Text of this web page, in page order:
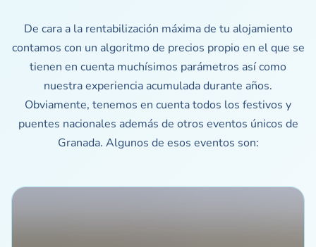
De cara a la rentabilización máxima de tu alojamiento
contamos con un algoritmo de precios propio en el que se
tienen en cuenta muchísimos parámetros así como
nuestra experiencia acumulada durante años.
Obviamente, tenemos en cuenta todos los festivos y
puentes nacionales además de otros eventos únicos de
Granada. Algunos de esos eventos son: